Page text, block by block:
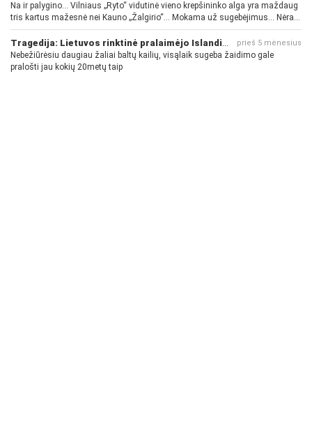
Na ir palygino... Vilniaus „Ryto“ vidutinė vieno krepšininko alga yra maždaug
tris kartus mažesnė nei Kauno „Žalgirio“... Mokama už sugebėjimus... Nėra
pinigų - nėra gerų žaidėjų...
Tragedija: Lietuvos rinktinė pralaimėjo Islandijai prieš 5 mėnesius
Nebežiūrėsiu daugiau žaliai baltų kailių, visąlaik sugeba žaidimo gale
pralošti jau kokių 20metų taip